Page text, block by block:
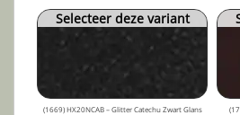
Selecteer deze variant
(1669) HX20NCAB – Glitter Catechu Zwart Glans